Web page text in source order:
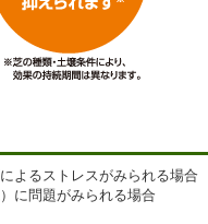
よるストレスがみられる場合
に問題がみられる場合